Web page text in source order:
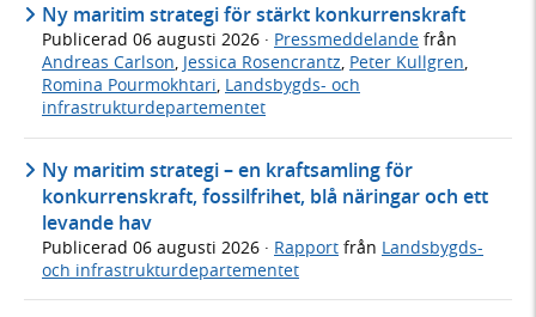
Ny maritim strategi för stärkt konkurrenskraft
Publicerad 06 augusti 2026 · Pressmeddelande från
Andreas Carlson, Jessica Rosencrantz, Peter Kullgren,
Romina Pourmokhtari, Landsbygds- och
infrastrukturdepartementet
Ny maritim strategi – en kraftsamling för
konkurrenskraft, fossilfrihet, blå näringar och ett
levande hav
Publicerad 06 augusti 2026 · Rapport från Landsbygds-
och infrastrukturdepartementet